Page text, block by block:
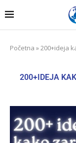
Početna »200+ideja
200+IDEJA